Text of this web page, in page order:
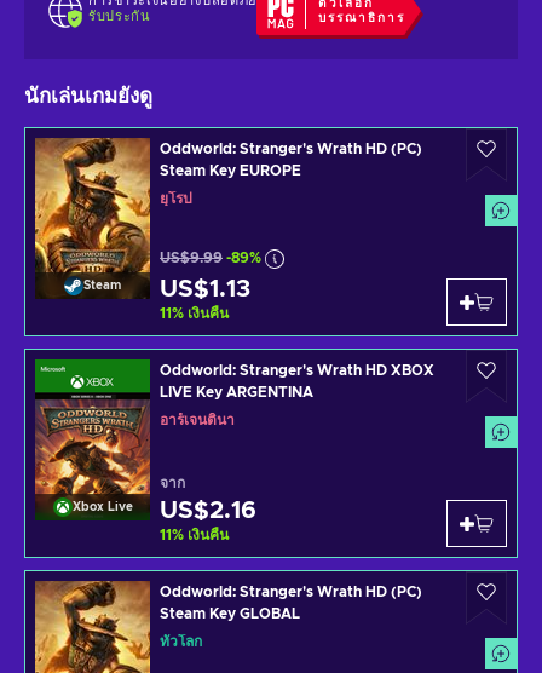
รับประกัน
ตัวเลือก
บรรณาธิการ
นักเล่นเกมยังดู
Steam
Oddworld: Stranger's Wrath HD (PC)
Steam Key EUROPE
ยุโรป
US$9.99 -89%
US$1.13
11% เงินคืน
Xbox Live
Oddworld: Stranger's Wrath HD XBOX
LIVE Key ARGENTINA
อาร์เจนตินา
จาก
US$2.16
11% เงินคืน
Oddworld: Stranger's Wrath HD (PC)
Steam Key GLOBAL
ทั่วโลก